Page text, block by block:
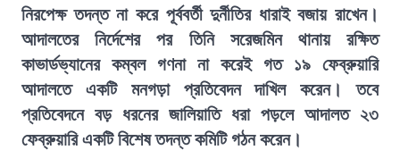
নিরপেক্ষ তদন্ত না করে পূর্ববর্তী দুর্নীতির ধারাই বজায় রাখেন।
আদালতের নির্দেশের পর তিনি সরেজমিন থানায় রক্ষিত
কাভার্ডভ্যানের কম্বল গণনা না করেই গত ১৯ ফেব্রুয়ারি
আদালতে একটি মনগড়া প্রতিবেদন দাখিল করেন। তবে
প্রতিবেদনে বড় ধরনের জালিয়াতি ধরা পড়লে আদালত ২৩
ফেব্রুয়ারি একটি বিশেষ তদন্ত কমিটি গঠন করেন।